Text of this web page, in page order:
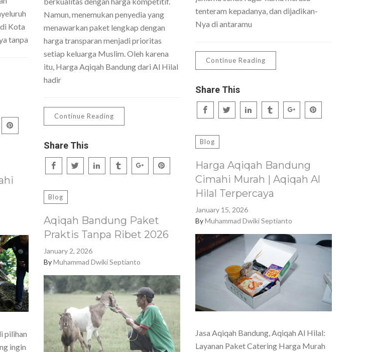
Kota
tanpa
Namun, menemukan penyedia yang
menawarkan paket lengkap dengan
harga transparan menjadi prioritas
setiap keluarga Muslim. Oleh karena
itu, Harga Aqiqah Bandung dari Al Hilal
hadir
Continue Reading
Share This
tenteram kepadanya, dan dijadikan-
Nya di antaramu
Continue Reading
Share This
Blog
Harga Aqiqah Bandung
Cimahi Murah | Aqiqah Al
Hilal Terpercaya
January 15, 2026
ByMuhammad Dwiki Septianto
Jasa Aqiqah Bandung, Aqiqah Al Hilal:
Layanan Paket Catering Harga Murah
pilihan
ingin
Blog
Aqiqah Bandung Paket
Praktis Tanpa Ribet 2026
January 2, 2026
ByMuhammad Dwiki Septianto